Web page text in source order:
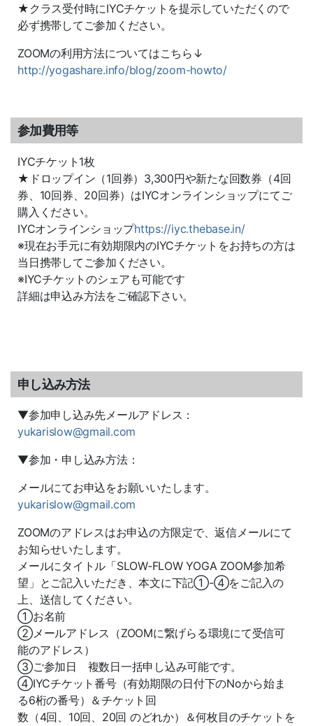
★クラス受付時にIYCチケットを提示していただくので
必ず携帯してご参加ください。
ZOOMの利用方法についてはこちら↓
http://yogashare.info/blog/zoom-howto/
参加費用等
IYCチケット1枚
★ドロップイン（1回券）3,300円や新たな回数券（4回
券、10回券、20回券）はIYCオンラインショップにてご
購入ください。
IYCオンラインショップhttps://iyc.thebase.in/
※現在お手元に有効期限内のIYCチケットをお持ちの方は
当日携帯してご参加ください。
※IYCチケットのシェアも可能です
詳細は申込み方法をご確認下さい。
申し込み方法
▼参加申し込み先メールアドレス：
yukarislow@gmail.com
▼参加・申し込み方法：
メールにてお申込をお願いいたします。
yukarislow@gmail.com
ZOOMのアドレスはお申込の方限定で、返信メールにて
お知らせいたします。
メールにタイトル「SLOW‐FLOW YOGA ZOOM参加希
望」とご記入いただき、本文に下記①-④をご記入の
上、送信してください。
①お名前
②メールアドレス（ZOOMに繋げらる環境にて受信可
能のアドレス）
③ご参加日 複数日一括申し込み可能です。
④IYCチケット番号（有効期限の日付下のNoから始ま
る6桁の番号）＆チケット回
数（4回、10回、20回 のどれか）＆何枚目のチケットを